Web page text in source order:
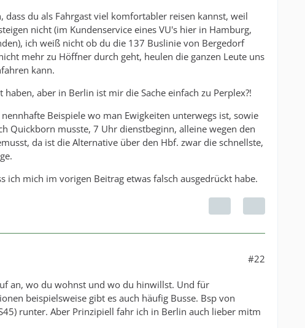
dass du als Fahrgast viel komfortabler reisen kannst, weil
nicht (im Kundenservice eines VU's hier in Hamburg,
ich weiß nicht ob du die 137 Buslinie von Bergedorf
mehr zu Höffner durch geht, heulen die ganzen Leute uns
kann.
aber in Berlin ist mir die Sache einfach zu Perplex?!
Beispiele wo man Ewigkeiten unterwegs ist, sowie
Quickborn musste, 7 Uhr dienstbeginn, alleine wegen den
da ist die Alternative über den Hbf. zwar die schnellste,
ich mich im vorigen Beitrag etwas falsch ausgedrückt habe.
#22
an, wo du wohnst und wo du hinwillst. Und für
beispielsweise gibt es auch häufig Busse. Bsp von
runter. Aber Prinzipiell fahr ich in Berlin auch lieber mitm